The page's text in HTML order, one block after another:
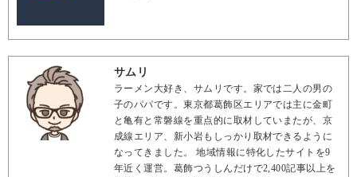
サムリ
ラーメン大好き、サムリです。家では二人の男の
子のパパです。東京都葛飾区エリアでは主に金町
と亀有と常磐線を重点的に取材していまたが、京
成線エリア、新小岩もしっかり取材できるように
なってきました。 地域情報に特化したサイトを9
年近く運営。葛飾つうしんだけで2,400記事以上を